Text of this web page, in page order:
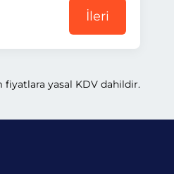
İleri
fiyatlara yasal KDV dahildir.